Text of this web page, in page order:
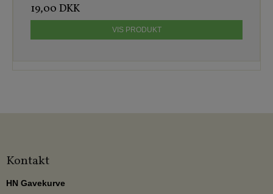
19,00 DKK
VIS PRODUKT
Kontakt
HN Gavekurve